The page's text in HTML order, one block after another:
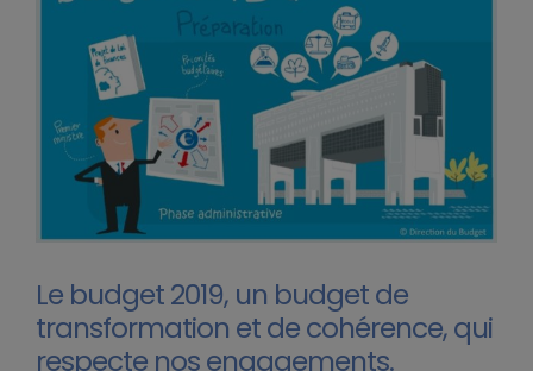
Le budget 2019, un budget de
transformation et de cohérence, qui
respecte nos engagements.